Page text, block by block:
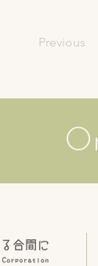
Previous